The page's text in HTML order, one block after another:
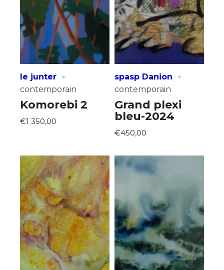
le junter ·
contemporain
Komorebi 2
€1 350,00
spasp Danion ·
contemporain
Grand plexi
bleu-2024
€450,00